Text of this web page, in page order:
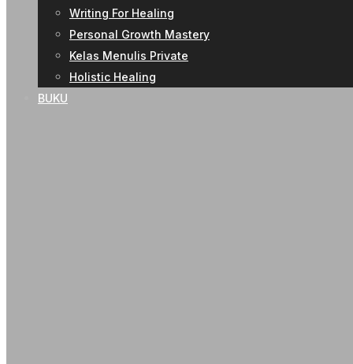
Writing For Healing
Personal Growth Mastery
Kelas Menulis Private
Holistic Healing
BUKU